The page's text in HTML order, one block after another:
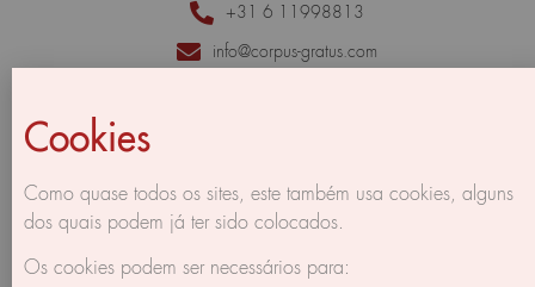
+31 6 11998813
info@corpus-gratus.com
Cookies
Como quase todos os sites, este também usa cookies, alguns
dos quais podem já ter sido colocados.
Os cookies podem ser necessários para: